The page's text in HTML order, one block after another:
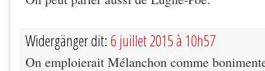
Widergänger dit: 6 juillet 2015 à 10h57
On emploierait Mélanchon comme